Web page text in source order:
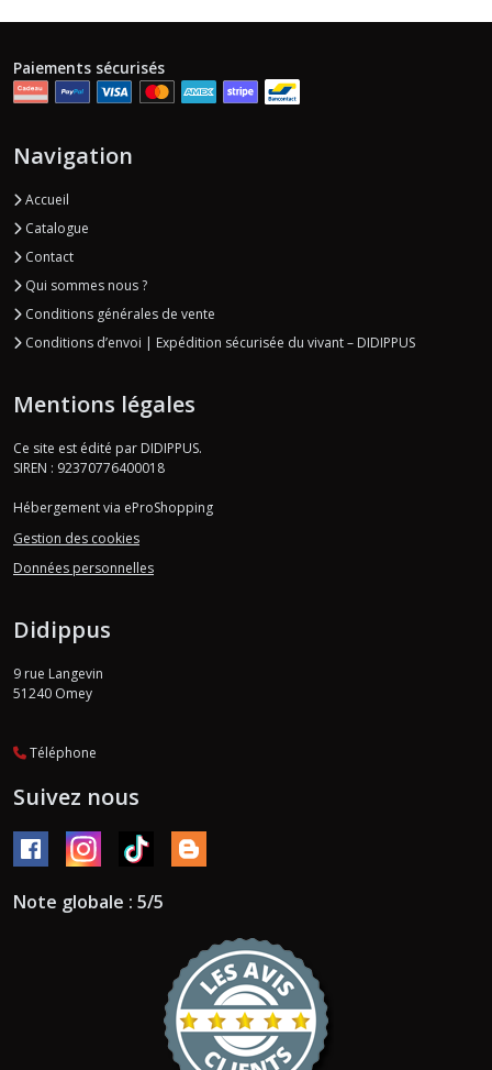
Paiements sécurisés
Navigation
Accueil
Catalogue
Contact
Qui sommes nous ?
Conditions générales de vente
Conditions d’envoi | Expédition sécurisée du vivant – DIDIPPUS
Mentions légales
Ce site est édité par DIDIPPUS.
SIREN : 92370776400018
Hébergement via eProShopping
Gestion des cookies
Données personnelles
Didippus
9 rue Langevin
51240 Omey
Téléphone
Suivez nous
Note globale : 5/5